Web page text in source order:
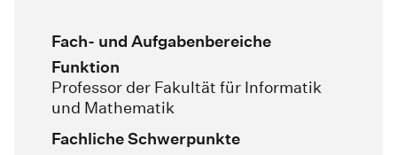
Fach- und Aufgabenbereiche
Funktion
Professor der Fakultät für Informatik
und Mathematik
Fachliche Schwerpunkte